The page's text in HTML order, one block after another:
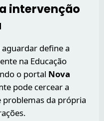
intervenção
define a
na Educação
o portal Nova
pode cercear a
problemas da própria